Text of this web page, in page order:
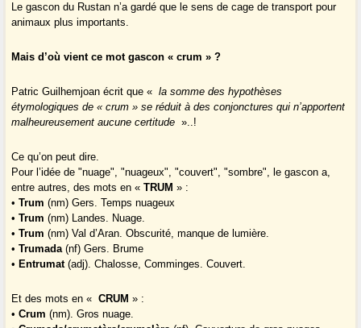
Le gascon du Rustan n’a gardé que le sens de cage de transport pour
animaux plus importants.
Mais d’où vient ce mot gascon « crum » ?
Patric Guilhemjoan écrit que « la somme des hypothèses
étymologiques de « crum » se réduit à des conjonctures qui n’apportent
malheureusement aucune certitude »..!
Ce qu’on peut dire.
Pour l’idée de "nuage", "nuageux", "couvert", "sombre", le gascon a,
entre autres, des mots en «TRUM » :
•Trum (nm) Gers. Temps nuageux
•Trum (nm) Landes. Nuage.
•Trum (nm) Val d’Aran. Obscurité, manque de lumière.
•Trumada(nf) Gers. Brume
• Entrumat(adj). Chalosse, Comminges. Couvert.
Et des mots en « CRUM » :
•Crum (nm). Gros nuage.